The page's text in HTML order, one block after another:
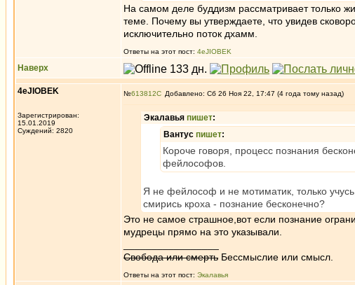
На самом деле буддизм рассматривает только
теме. Почему вы утверждаете, что увидев
исключительно поток дхамм.
Ответы на этот пост: 4eJIOBEK
Наверх
4eJIOBEK
Зарегистрирован:
15.01.2019
Суждений: 2820
№613812 Добавлено: Сб 26 Ноя 22, 17:47 (4 года тому назад)
Экалавья пишет:
Вантус пишет:
Короче говоря, процесс познания
фейлософов.
Я не фейлософ и не мотиматик, только
смирись кроха - познание бесконечно?
Это не самое страшное,вот если познание
мудрецы прямо на это указывали.
Свобода или смерть Бессмыслие или смысл.
Ответы на этот пост: Экалавья